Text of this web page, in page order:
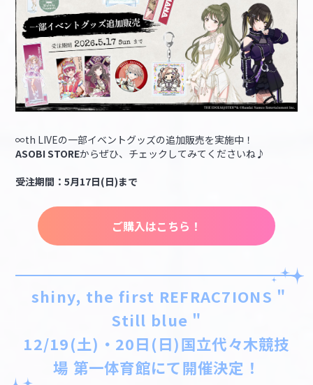
∞th LIVEの一部イベントグッズの追加販売を実施中！
ASOBI STOREからぜひ、チェックしてみてくださいね♪
受注期間：5月17日(日)まで
ご購入はこちら！
shiny, the first REFRAC7IONS "
Still blue "
12/19(土)・20日(日)国立代々木競技
場 第一体育館にて開催決定！